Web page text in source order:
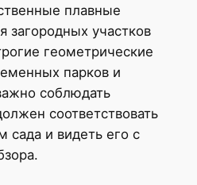
плавные
загородных участков
геометрические
парков и
соблюдать
соответствовать
и видеть его с